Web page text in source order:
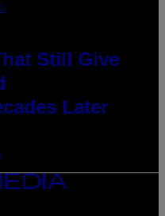
Still Give
Later